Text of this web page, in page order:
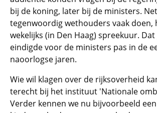
bij de koning, later bij de ministers.
tegenwoordig wethouders vaak doen,
wekelijks (in Den Haag) spreekuur.
eindigde voor de ministers pas in de
naoorlogse jaren.
Wie wil klagen over de rijksoverheid
terecht bij het instituut 'Nationale
Verder kennen we nu bijvoorbeeld een